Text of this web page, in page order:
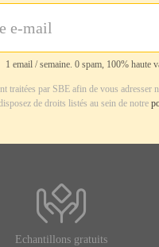
1 email / semaine. 0 spam, 100% haute
traitées par SBE afin de vous
de droits listés au sein de notre
Echantillons gratuits